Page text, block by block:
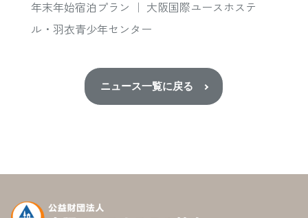
年末年始宿泊プラン ｜ 大阪国際ユースホステ
ル・羽衣青少年センター
ニュース一覧に戻る